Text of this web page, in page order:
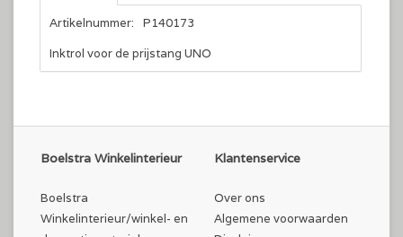
Artikelnummer:
P140173
Inktrol voor de prijstang UNO
Boelstra Winkelinterieur
Boelstra
Winkelinterieur/winkel- en
Klantenservice
Over ons
Algemene voorwaarden